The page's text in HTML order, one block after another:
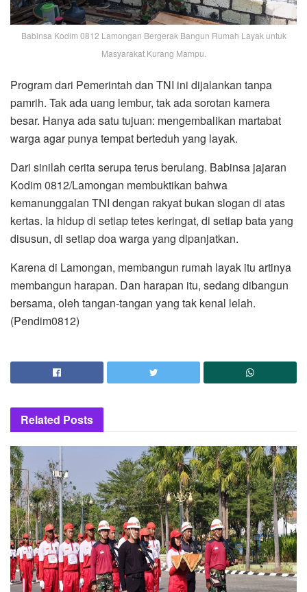
Babinsa Kodim 0812 Lamongan Bergerak Bangun Rumah Layak untuk
Masyarakat Kurang Mampu.
Program dari Pemerintah dan TNI ini dijalankan tanpa
pamrih. Tak ada uang lembur, tak ada sorotan kamera
besar. Hanya ada satu tujuan: mengembalikan martabat
warga agar punya tempat berteduh yang layak.
Dari sinilah cerita serupa terus berulang. Babinsa jajaran
Kodim 0812/Lamongan membuktikan bahwa
kemanunggalan TNI dengan rakyat bukan slogan di atas
kertas. Ia hidup di setiap tetes keringat, di setiap bata yang
disusun, di setiap doa warga yang dipanjatkan.
Karena di Lamongan, membangun rumah layak itu artinya
membangun harapan. Dan harapan itu, sedang dibangun
bersama, oleh tangan-tangan yang tak kenal lelah.
(Pendim0812)
Related Posts